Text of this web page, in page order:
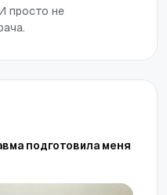
просто не
подготовила меня